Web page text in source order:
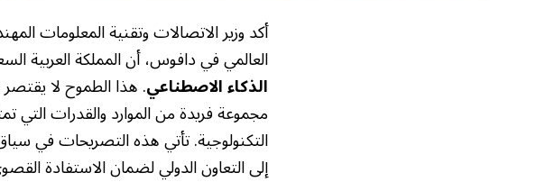
أكد وزير الاتصالات وتقنية المعلومات
العالمي في دافوس، أن المملكة العربية
الذكاء الاصطناعي. هذا الطموح لا
مجموعة فريدة من الموارد والقدرات التي
التكنولوجية. تأتي هذه التصريحات في
إلى التعاون الدولي لضمان الاستفادة